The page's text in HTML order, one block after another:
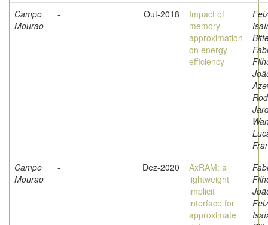
Campo
Mourao
- Out-2018
Impact of
memory
approximation
on energy
efficiency
Campo
Mourao
- Dez-2020
AxRAM: a
lightweight
implicit
interface for
approximate